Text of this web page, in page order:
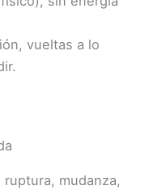
vueltas a lo
ruptura, mudanza,